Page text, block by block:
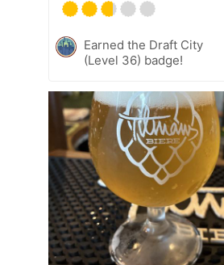
Earned the Draft City
(Level 36) badge!